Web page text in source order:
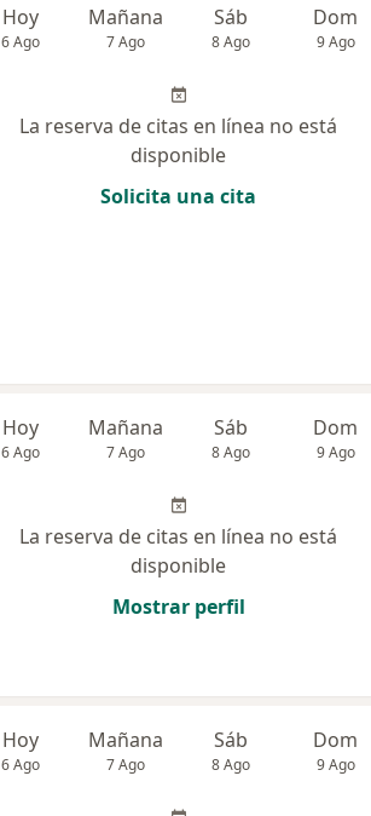
Hoy
6 Ago
Mañana
7 Ago
Sáb
8 Ago
Dom
9 Ago
La reserva de citas en línea no está
disponible
Solicita una cita
Hoy
6 Ago
Mañana
7 Ago
Sáb
8 Ago
Dom
9 Ago
La reserva de citas en línea no está
disponible
Mostrar perfil
Hoy
6 Ago
Mañana
7 Ago
Sáb
8 Ago
Dom
9 Ago